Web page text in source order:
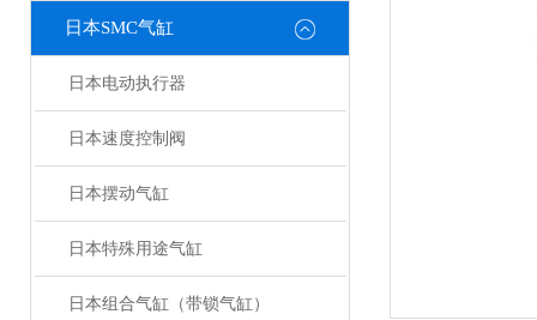
日本SMC气缸
日本电动执行器
日本速度控制阀
日本摆动气缸
日本特殊用途气缸
日本组合气缸（带锁气缸）